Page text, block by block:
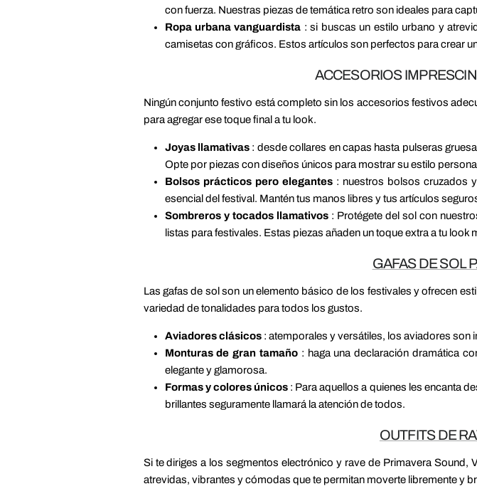
con fuerza. Nuestras piezas de temática retro son ideales para
Ropa urbana vanguardista : si buscas un estilo urbano y
camisetas con gráficos. Estos artículos son perfectos para crear
ACCESORIOS
Ningún conjunto festivo está completo sin los accesorios festivos
para agregar ese toque final a tu look.
Joyas llamativas: desde collares en capas hasta pulseras
Opte por piezas con diseños únicos para mostrar su estilo
Bolsos prácticos pero elegantes: nuestros bolsos cruzados
esencial del festival. Mantén tus manos libres y tus artículos
Sombreros y tocados llamativos: Protégete del sol con
listas para festivales. Estas piezas añaden un toque extra a tu look
GAFAS DE SOL
Las gafas de sol son un elemento básico de los festivales y ofrecen
variedad de tonalidades para todos los gustos.
Aviadores clásicos: atemporales y versátiles, los aviadores son
Monturas de gran tamaño: haga una declaración dramática
elegante y glamorosa.
Formas y colores únicos: Para aquellos a quienes les encanta
brillantes seguramente llamará la atención de todos.
OUTFITS DE
Si te diriges a los segmentos electrónico y rave de Primavera Sound,
atrevidas, vibrantes y cómodas que te permitan moverte libremente y